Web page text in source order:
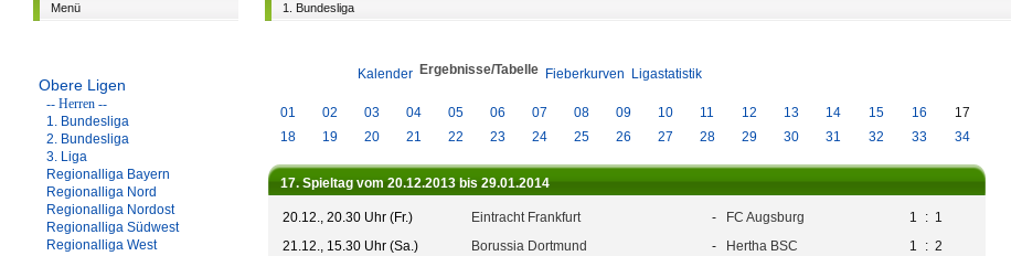
Menü
Obere Ligen
-- Herren --
1. Bundesliga
2. Bundesliga
3. Liga
Regionalliga Bayern
Regionalliga Nord
Regionalliga Nordost
Regionalliga Südwest
Regionalliga West
1. Bundesliga
Kalender Ergebnisse/Tabelle Fieberkurven Ligastatistik
01 02 03 04 05 06 07 08 09 10 11 12 13 14 15 16
17
18
19 20 21 22 23 24 25 26 27 28 29 30 31 32 33 34
17. Spieltag vom 20.12.2013 bis 29.01.2014
20.12., 20.30 Uhr (Fr.) Eintracht Frankfurt - FC Augsburg 1 : 1
21.12., 15.30 Uhr (Sa.)
Borussia Dortmund - Hertha BSC 1 : 2